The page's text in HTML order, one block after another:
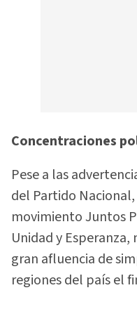
Concentraciones
Pese a las
del Partido
movimiento Juntos
Unidad y
gran afluencia de
regiones del país el